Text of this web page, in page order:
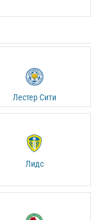
Лестер Сити
Лидс